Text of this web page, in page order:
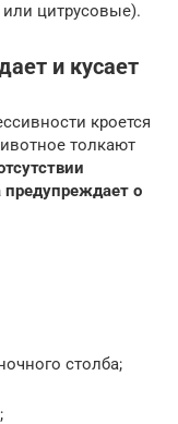
цитрусовые).
и кусает
кроется
толкают
предупреждает о
столба;